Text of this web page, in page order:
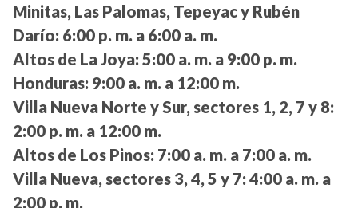
Minitas, Las Palomas, Tepeyac y Rubén
Darío: 6:00 p. m. a 6:00 a. m.
Altos de La Joya: 5:00 a. m. a 9:00 p. m.
Honduras: 9:00 a. m. a 12:00 m.
Villa Nueva Norte y Sur, sectores 1, 2, 7 y 8:
2:00 p. m. a 12:00 m.
Altos de Los Pinos: 7:00 a. m. a 7:00 a. m.
Villa Nueva, sectores 3, 4, 5 y 7: 4:00 a. m. a
2:00 p. m.